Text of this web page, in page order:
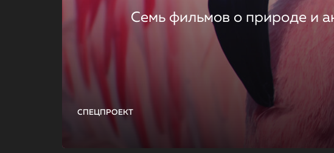
СПЕЦПРОЕКТ
Семь фильмов о природе и